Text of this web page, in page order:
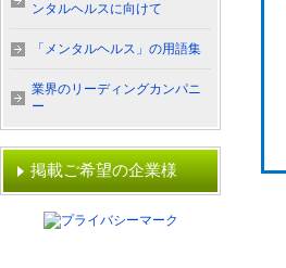
ンタルヘルスに向けて
「メンタルヘルス」の用語集
業界のリーディングカンパニ
ー
掲載ご希望の企業様